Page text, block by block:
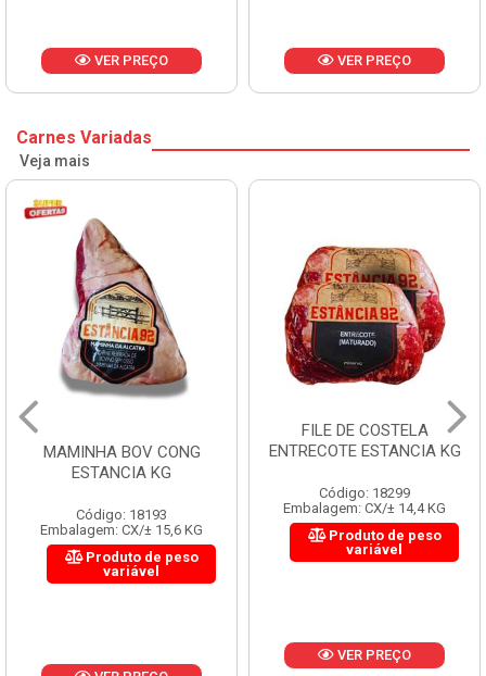
VER PREÇO VER
Carnes Variadas
Veja mais
MAMINHA BOV CONG
ESTANCIA KG
Código: 18193
Embalagem: CX/± 15,6 KG
Produto de peso
variável
FILE DE COSTELA
ENTRECOTE ESTANCIA KG
Código: 18299
Embalagem: CX/± 14,4 KG
Produto de peso
variável
VER PREÇO